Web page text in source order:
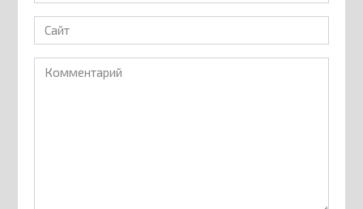
Сайт
Комментарий